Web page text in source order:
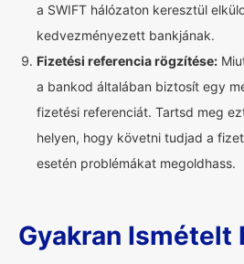
a SWIFT hálózaton keresztül
kedvezményezett bankjának.
Fizetési referencia rögzítése:
a bankod általában biztosít egy
fizetési referenciát. Tartsd meg
helyen, hogy követni tudjad a
esetén problémákat megoldhass.
Gyakran Ismételt